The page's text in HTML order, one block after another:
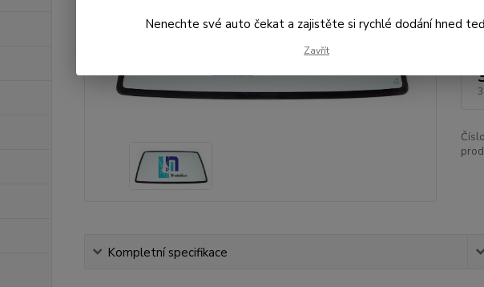
Číslo
Kompletní specifikace
Nenechte své auto čekat a zajistěte si rychlé dodání hned
Zavřít